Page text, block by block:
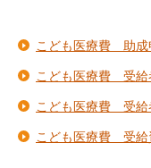
こども医療費 助成
こども医療費 受給
こども医療費 受給
こども医療費 受給